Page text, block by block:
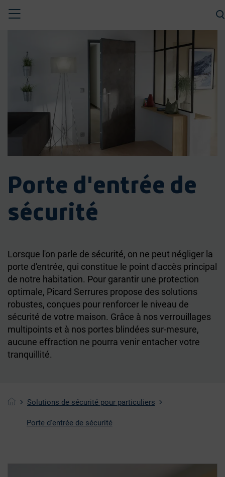
Toggle
Porte d'entrée de
sécurité
Lorsque l'on parle de sécurité, on ne peut négliger la
porte d'entrée, qui constitue le point d'accès principal
de notre habitation. Pour garantir une protection
optimale, Picard Serrures propose des solutions
robustes, conçues pour renforcer le niveau de
sécurité de votre maison. Grâce à nos verrouillages
multipoints et à nos portes blindées sur-mesure,
aucune effraction ne pourra venir entacher votre
tranquillité.
Solutions de sécurité pour particuliers
Porte d'entrée de sécurité